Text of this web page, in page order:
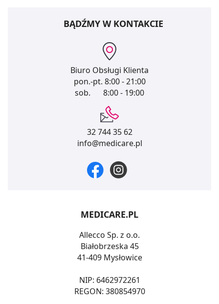
BĄDŹMY W KONTAKCIE
Biuro Obsługi Klienta
pon.-pt. 8:00 - 21:00
sob.
8:00 - 19:00
32 744 35 62
info@medicare.pl
MEDICARE.PL
Allecco Sp. z o.o.
Białobrzeska 45
41-409 Mysłowice
NIP: 6462972261
REGON: 380854970